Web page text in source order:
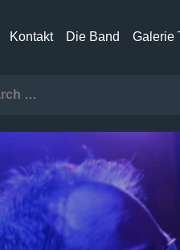
Kontakt Die Band Galerie